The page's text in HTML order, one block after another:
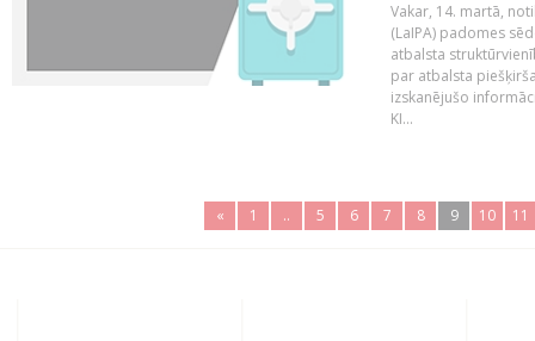
Vakar, 14. martā,
(LaIPA) padomes
atbalsta
par atbalsta
izskanējušo
KI...
« 1 .. 5 6 7 8 9 10 11